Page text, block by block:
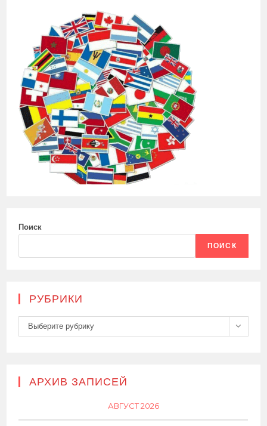
Поиск
ПОИСК
РУБРИКИ
Рубрики
Выберите рубрику
АРХИВ ЗАПИСЕЙ
АВГУСТ 2026